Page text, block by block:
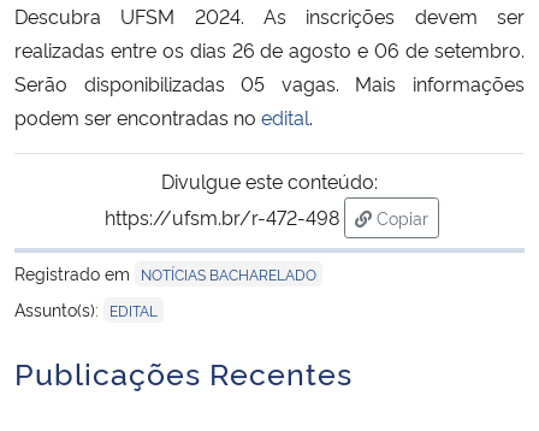
Ministério do Meio Ambiente
Ministério do Turismo
Ministério da Mulher, da Família e dos Direitos Humanos
Secretaria de Governo
Descubra UFSM 2024. As inscrições devem ser
realizadas entre os dias 26 de agosto e 06 de setembro.
Serão disponibilizadas 05 vagas. Mais informações
podem ser encontradas no edital.
Divulgue este conteúdo:
https://ufsm.br/r-472-498
Copiar
para área de
Registrado em
NOTÍCIAS BACHARELADO
Assunto(s): EDITAL
Publicações Recentes